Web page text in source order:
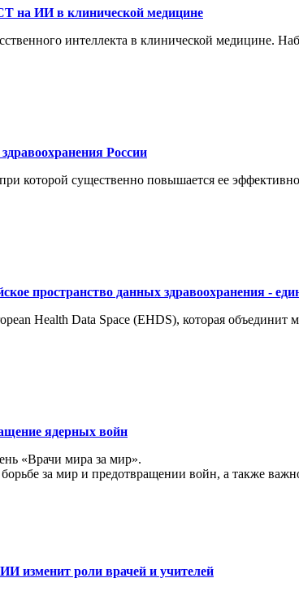
на ИИ в клинической медицине
интеллекта в клинической медицине.
России
существенно повышается ее
пространство данных здравоохранения -
Health Data Space (EHDS), которая
ядерных войн
«Врачи мира за мир».
за мир и предотвращении войн, а также
изменит роли врачей и учителей